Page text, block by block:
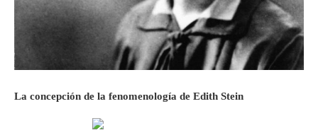
La concepción de la fenomenología de Edith Stein